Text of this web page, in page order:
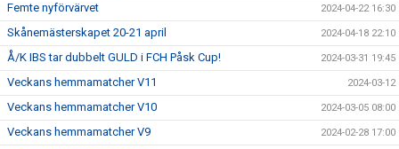
Femte nyförvärvet 2024-04-22 16:30
Skånemästerskapet 20-21 april 2024-04-18 22:10
Å/K IBS tar dubbelt GULD i FCH Påsk Cup! 2024-03-31 19:45
Veckans hemmamatcher V11 2024-03-12
Veckans hemmamatcher V10 2024-03-05 08:00
Veckans hemmamatcher V9 2024-02-28 17:00